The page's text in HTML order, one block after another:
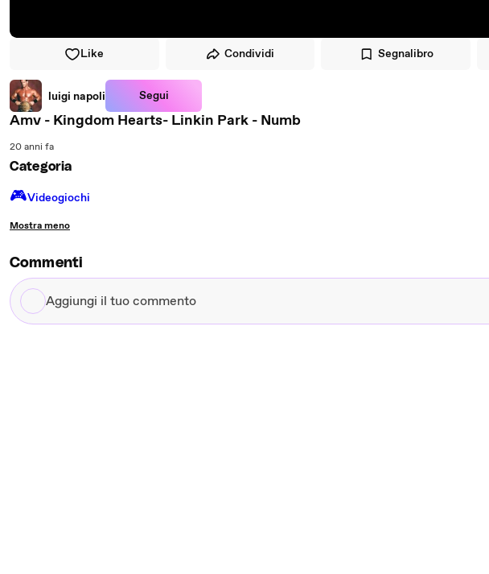
Like Condividi Segnalibro
luigi napoli Segui
Amv - Kingdom Hearts- Linkin Park - Numb
20 anni fa
Categoria
🎮️Videogiochi
Mostra meno
Commenti
Aggiungi
il